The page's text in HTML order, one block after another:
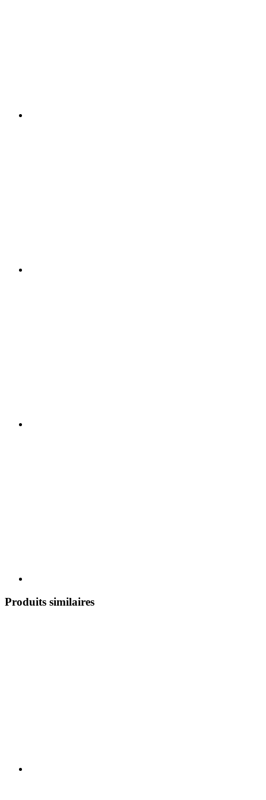
Produits similaires